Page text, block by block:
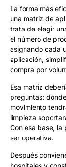
La forma más
una matriz de
trata de elegir
el número de
asignando cada
aplicación,
compra por
Esa matriz
preguntas:
movimiento
limpieza
Con esa base, la
ser operativa.
Después
hospitales y